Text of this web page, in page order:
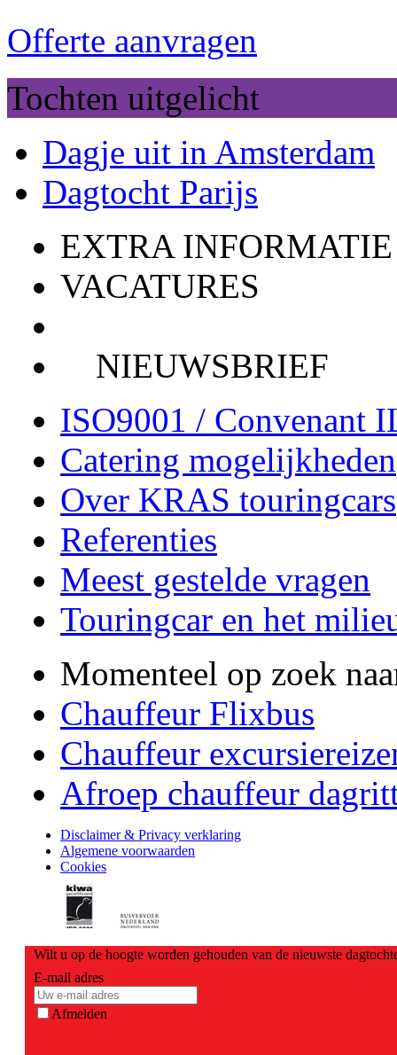
Offerte aanvragen
Tochten uitgelicht
Dagje uit in Amsterdam
Dagtocht Parijs
EXTRA INFORMATIE
VACATURES
NIEUWSBRIEF
ISO9001 / Convenant
Catering mogelijkheden
Over KRAS touringcars
Referenties
Meest gestelde vragen
Touringcar en het
Momenteel op zoek
Chauffeur Flixbus
Chauffeur
Afroep chauffeur
Disclaimer & Privacy verklaring
Algemene voorwaarden
Cookies
Wilt u op de hoogte worden gehouden van de nieuwste
E-mail adres
Afmelden